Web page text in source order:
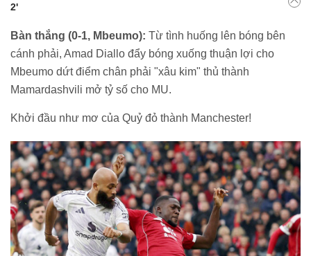
2'
Bàn thắng (0-1, Mbeumo): Từ tình huống lên bóng bên
cánh phải, Amad Diallo đẩy bóng xuống thuận lợi cho
Mbeumo dứt điểm chân phải "xâu kim" thủ thành
Mamardashvili mở tỷ số cho MU.
Khởi đầu như mơ của Quỷ đỏ thành Manchester!